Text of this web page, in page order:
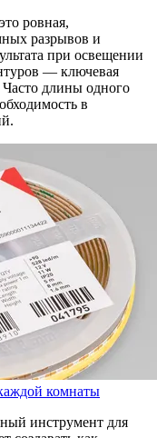
ровная,
разрывов и
при освещении
— ключевая
Часто длины одного
в
комнаты
инструмент для